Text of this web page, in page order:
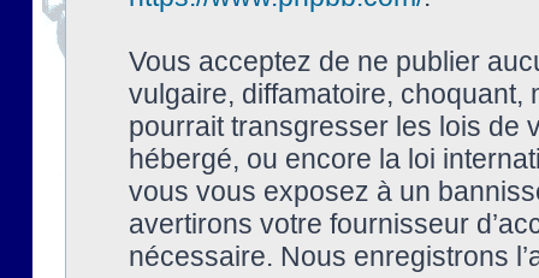
Vous acceptez de ne publier
vulgaire, diffamatoire, choquant,
pourrait transgresser les lois de
hébergé, ou encore la loi
vous vous exposez à un
avertirons votre fournisseur
nécessaire. Nous enregistrons